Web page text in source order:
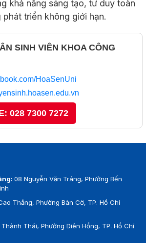
khả năng sáng tạo, tư duy toàn
triển không giới hạn.
SINH VIÊN KHOA CÔNG
HoaSenUni
028 7300 7272
08 Nguyễn Văn Tráng, Phường Bến
Thắng, Phường Bàn Cờ, TP. Hồ Chí
Thành Thái, Phường Diên Hồng, TP. Hồ Chí